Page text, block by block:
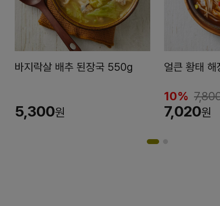
바지락살 배추 된장국 550g
5,300원
얼큰 황태
10%
7,020원